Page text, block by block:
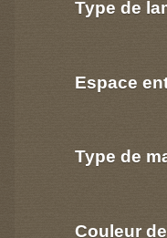
Type de
Espace
Type de
Couleur